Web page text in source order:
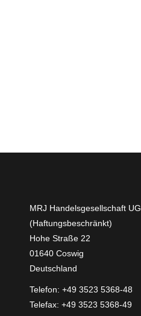
MRJ Handelsgesellschaft UG
(Haftungsbeschränkt)
Hohe Straße 22
01640 Coswig
Deutschland
Telefon: +49 3523 5368-48
Telefax: +49 3523 5368-49